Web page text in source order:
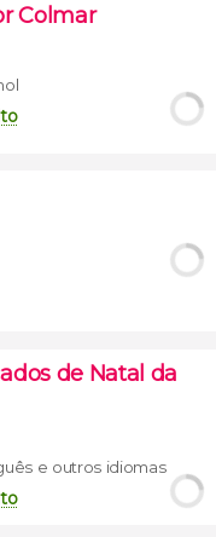
Colmar
de Natal da
e outros idiomas